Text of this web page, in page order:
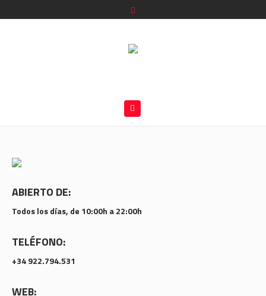
ABIERTO DE:
Todos los días, de 10:00h a 22:00h
TELÉFONO:
+34 922.794.531
WEB: